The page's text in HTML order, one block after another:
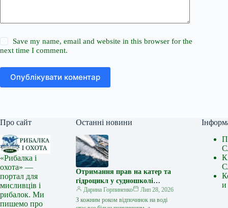
Save my name, email and website in this browser for the
next time I comment.
Опублікувати коментар
Про сайт
«Рибалка і
охота» —
портал для
мисливців і
рибалок. Ми
пишемо про
Останні новини
Отримання прав на катер та
гідроцикл у судношколі
«Либідь-А»: від теорії до
іспиту
Дарина Горпиненко
Лип 28, 2026
З кожним роком відпочинок на воді
и